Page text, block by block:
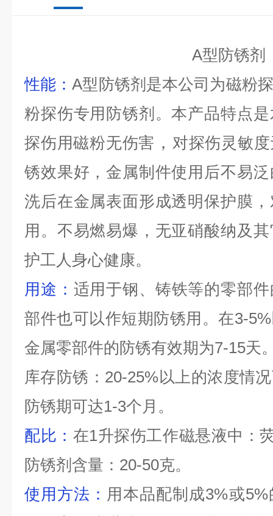
A型防锈剂
性能：A型防锈剂是本公司为磁粉
粉探伤专用防锈剂。本产品特点
探伤用磁粉无伤害 ， 对探伤灵敏
锈效果好，金属制件使用后不易
洗后在金属表面形成透明保护膜
用。不易燃易爆，无亚硝酸纳及
护工人身心健康。
用途： 适用于钢、铸铁等的零部
部件也可以作短期防锈用。在3-5%
金属零部件的防锈有效期为7-15天
库存防锈：20-25%以上的浓度情
防锈期可达1-3个月。
配比 ： 在1升探伤工作磁悬液中：
防锈剂含量： 20-50克。
使用方法： 用本品配制成3%或5%